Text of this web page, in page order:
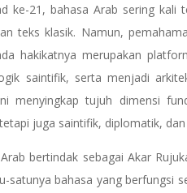
ke-21, bahasa Arab sering kali
teks klasik. Namun,
hakikatnya merupakan
saintifik, serta menjadi
menyingkap tujuh dimensi
juga saintifik, diplomatik,
bertindak sebagai Akar
satunya bahasa yang berfungsi